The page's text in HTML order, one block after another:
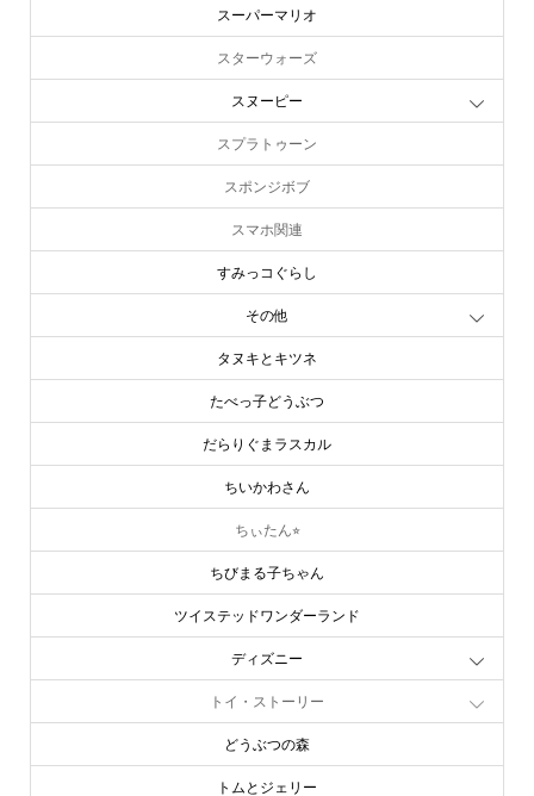
スーパーマリオ
スターウォーズ
スヌーピー
スプラトゥーン
スポンジボブ
スマホ関連
すみっコぐらし
その他
タヌキとキツネ
たべっ子どうぶつ
だらりぐまラスカル
ちいかわさん
ちぃたん⭐︎
ちびまる子ちゃん
ツイステッドワンダーランド
ディズニー
トイ・ストーリー
どうぶつの森